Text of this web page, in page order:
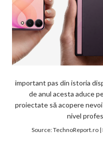
important pas din istoria
de anul acesta aduce
proiectate să acopere
nivel
Source:TechnoReport.ro|